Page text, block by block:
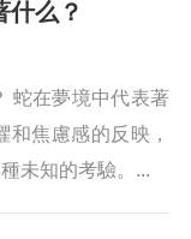
：紫微斗數、...
什么？
蛇在夢境中代表著
焦慮感的反映，
未知的考驗。...